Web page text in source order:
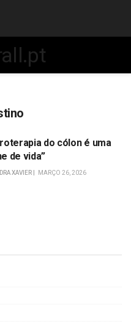
do cólon é uma
de vida”
XAVIER MARÇO 26, 2026